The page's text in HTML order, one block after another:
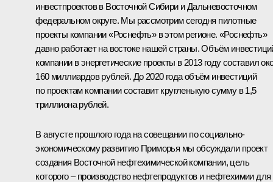
инвестпроектов в Восточной Сибири и Дальневосточном
федеральном округе. Мы рассмотрим сегодня пилотные
проекты компании «Роснефть» в этом регионе. «Роснефть»
давно работает на востоке нашей страны. Объём
компании в энергетические проекты в 2013 году составил
160 миллиардов рублей. До 2020 года объём инвестиций
по проектам компании составит кругленькую сумму в 1,5
триллиона рублей.
В августе прошлого года на совещании по социально-
экономическому развитию Приморья мы обсуждали проект
создания Восточной нефтехимической компании, цель
которого – производство нефтепродуктов и нефтехимии для